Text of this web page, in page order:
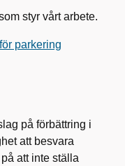
styr vårt arbete.
parkering
på förbättring i
att besvara
att inte ställa